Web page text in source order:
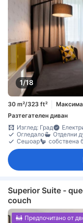
1/18
30 m²/323 ft²
Разтегателен диван
Изглед: Град
Огледало
Отделни
Сешоар
собствена
Superior Suite -
couch
Предпочитано от